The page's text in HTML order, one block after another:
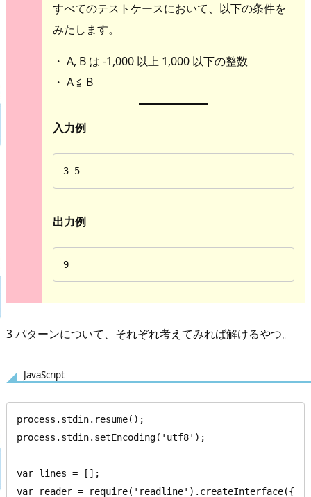
すべてのテストケースにおいて、以下の条件を
みたします。
・ A, B は -1,000 以上 1,000 以下の整数
・ A ≦ B
入力例
3 5
出力例
9
3 パターンについて、それぞれ考えてみれば解けるやつ。
JavaScript
process.stdin.resume();
process.stdin.setEncoding('utf8');
var lines = [];
var reader = require('readline').createInterface({